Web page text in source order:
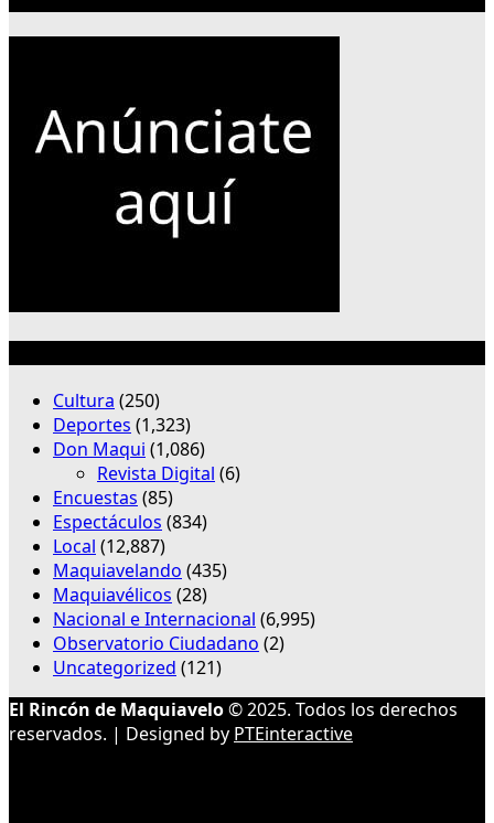
Cultura (250)
Deportes (1,323)
Don Maqui (1,086)
Revista Digital (6)
Encuestas (85)
Espectáculos (834)
Local (12,887)
Maquiavelando (435)
Maquiavélicos (28)
Nacional e Internacional (6,995)
Observatorio Ciudadano (2)
Uncategorized (121)
El Rincón de Maquiavelo© 2025. Todos los derechos
reservados. | Designed by PTEinteractive